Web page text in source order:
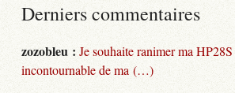
Derniers commentaires
zozobleu : Je souhaite ranimer ma
incontournable de ma (…)